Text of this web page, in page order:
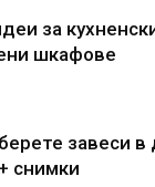
за
шкафове
завеси в
снимки